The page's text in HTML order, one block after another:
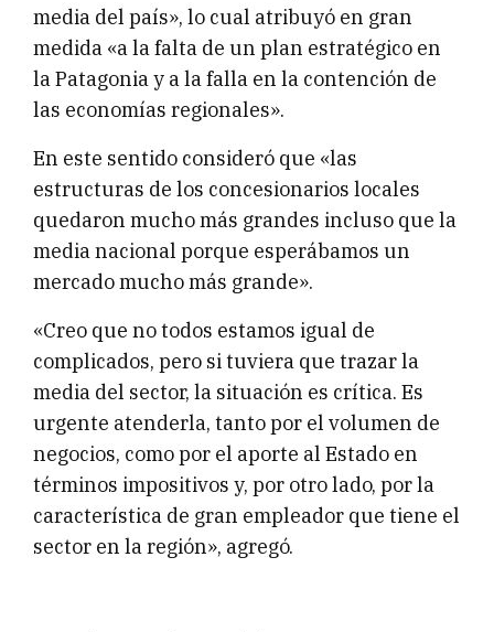
media del país», lo cual atribuyó en gran
medida «a la falta de un plan estratégico en
la Patagonia y a la falla en la contención de
las economías regionales».
En este sentido consideró que «las
estructuras de los concesionarios locales
quedaron mucho más grandes incluso que la
media nacional porque esperábamos un
mercado mucho más grande».
«Creo que no todos estamos igual de
complicados, pero si tuviera que trazar la
media del sector, la situación es crítica. Es
urgente atenderla, tanto por el volumen de
negocios, como por el aporte al Estado en
términos impositivos y, por otro lado, por la
característica de gran empleador que tiene el
sector en la región», agregó.